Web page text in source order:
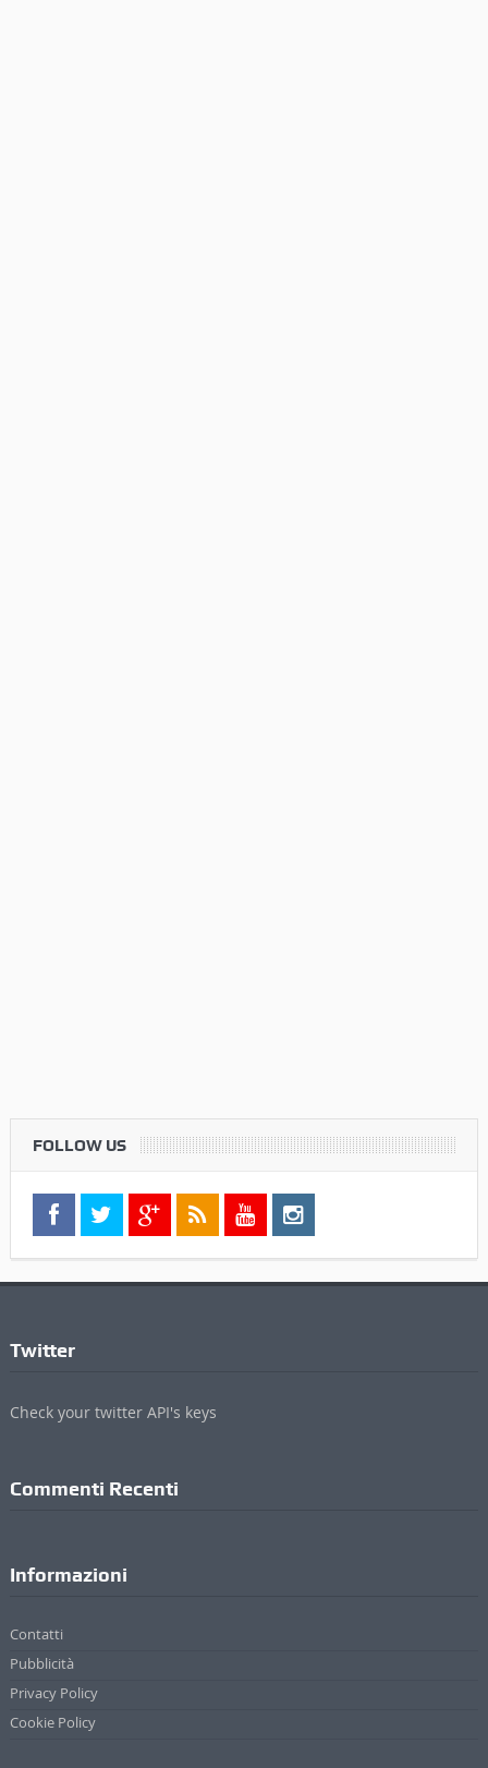
FOLLOW US
Twitter
Check your twitter API's keys
Commenti Recenti
Informazioni
Contatti
Pubblicità
Privacy Policy
Cookie Policy